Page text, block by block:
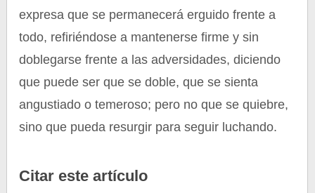
expresa que se permanecerá erguido frente a
todo, refiriéndose a mantenerse firme y sin
doblegarse frente a las adversidades, diciendo
que puede ser que se doble, que se sienta
angustiado o temeroso; pero no que se quiebre,
sino que pueda resurgir para seguir luchando.
Citar este artículo